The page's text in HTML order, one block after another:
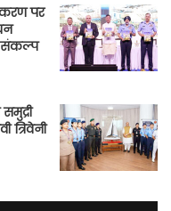
पर
संकल्प
त्रिवेनी